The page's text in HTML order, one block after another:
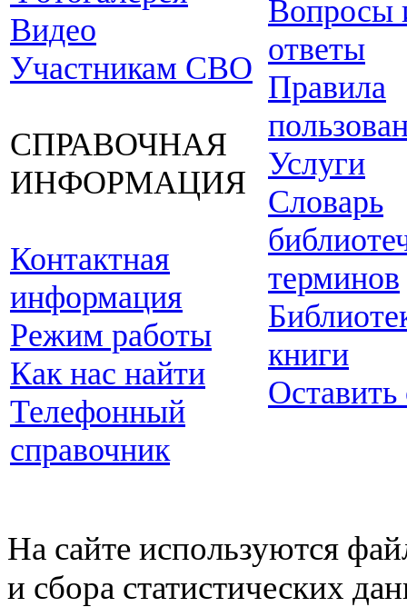
Видео
Участникам СВО
СПРАВОЧНАЯ
ИНФОРМАЦИЯ
Контактная
информация
Режим работы
Как нас найти
Телефонный
справочник
Вопросы
ответы
Правила
Услуги
Словарь
терминов
книги
Оставить
На сайте используются
и сбора статистических